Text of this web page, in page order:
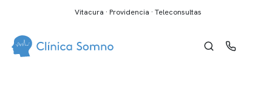
Vitacura · Providencia · Teleconsultas